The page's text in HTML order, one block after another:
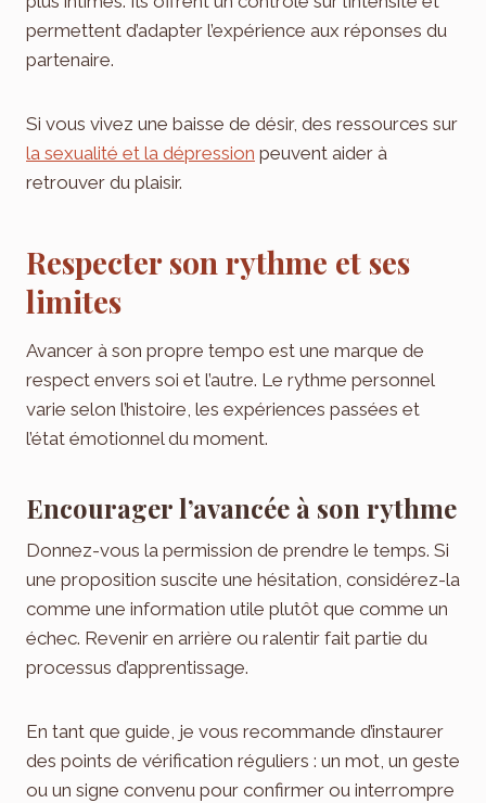
permettent d’adapter l’expérience aux réponses du
partenaire.
Si vous vivez une baisse de désir, des ressources sur
la sexualité et la dépression peuvent aider à
retrouver du plaisir.
Respecter son rythme et ses
limites
Avancer à son propre tempo est une marque de
respect envers soi et l’autre. Le rythme personnel
varie selon l’histoire, les expériences passées et
l’état émotionnel du moment.
Encourager l’avancée à son rythme
Donnez-vous la permission de prendre le temps. Si
une proposition suscite une hésitation, considérez-la
comme une information utile plutôt que comme un
échec. Revenir en arrière ou ralentir fait partie du
processus d’apprentissage.
En tant que guide, je vous recommande d’instaurer
des points de vérification réguliers : un mot, un geste
ou un signe convenu pour confirmer ou interrompre